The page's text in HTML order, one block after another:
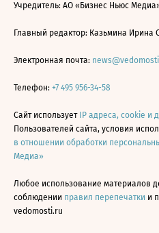
Учредитель: АО «Бизнес Ньюс
Главный редактор: Казьмина Ирина
Электронная почта:
Телефон: +7 495 956-34-58
Сайт использует IP адреса, cookie и
Пользователей сайта, условия
в отношении обработки
Медиа»
Любое использование материалов
соблюдении правил перепечатки и
vedomosti.ru